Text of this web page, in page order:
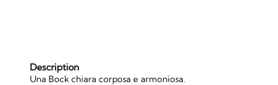
Description
Una Bock chiara corposa e armoniosa.